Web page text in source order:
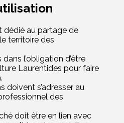
dédié au partage de
territoire des
dans l’obligation d’être
Laurentides pour faire
doivent s’adresser au
des
doit être en lien avec